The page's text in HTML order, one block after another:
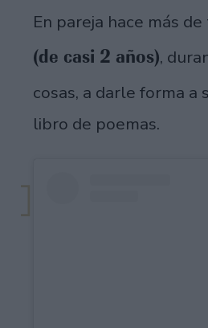
En pareja hace más
(de casi 2 años),
cosas, a darle forma a
libro de poemas.